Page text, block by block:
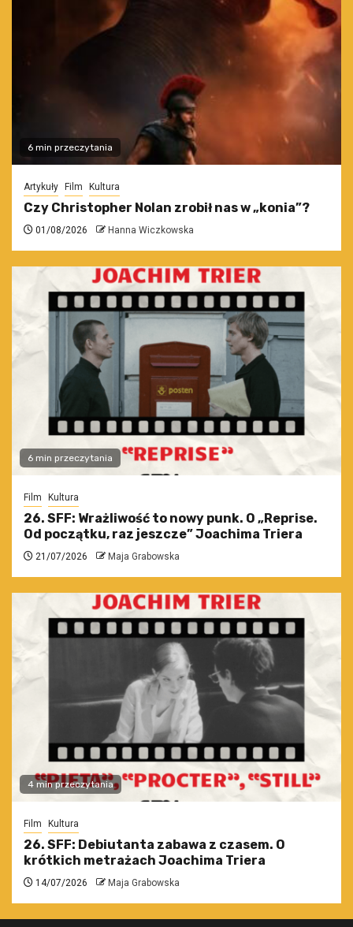
6 min przeczytania
Artykuły Film Kultura
Czy Christopher Nolan zrobił nas w „konia”?
01/08/2026 Hanna Wiczkowska
6 min przeczytania
Film Kultura
26. SFF: Wrażliwość to nowy punk. O „Reprise.
Od początku, raz jeszcze” Joachima Triera
21/07/2026 Maja Grabowska
4 min przeczytania
Film Kultura
26. SFF: Debiutanta zabawa z czasem. O
krótkich metrażach Joachima Triera
14/07/2026 Maja Grabowska